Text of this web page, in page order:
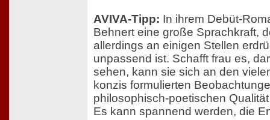
AVIVA-Tipp: In ihrem Debüt-
Behnert eine große Sprachkraft,
allerdings an einigen Stellen
unpassend ist. Schafft frau es,
sehen, kann sie sich an den
konzis formulierten
philosophisch-poetischen
Es kann spannend werden, die